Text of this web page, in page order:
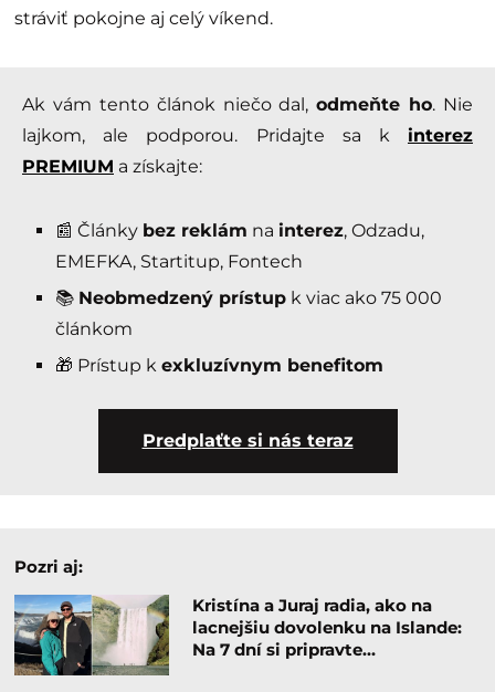
stráviť pokojne aj celý víkend.
Ak vám tento článok niečo dal,odmeňte ho. Nie
lajkom, ale podporou. Pridajte sa k interez
PREMIUM a získajte:
📰 Články bez reklám na interez, Odzadu,
EMEFKA, Startitup, Fontech
📚 Neobmedzený prístup k viac ako 75 000
článkom
🎁 Prístup k exkluzívnym benefitom
Predplaťte si nás teraz
Pozri aj:
Kristína a Juraj radia, ako na
lacnejšiu dovolenku na Islande:
Na 7 dní si pripravte…